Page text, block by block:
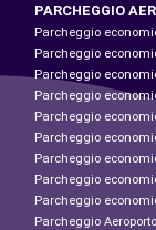
PARCHEGGIO
Parcheggio
Parcheggio
Parcheggio
Parcheggio
Parcheggio
Parcheggio
Parcheggio
Parcheggio
Parcheggio
Parcheggio